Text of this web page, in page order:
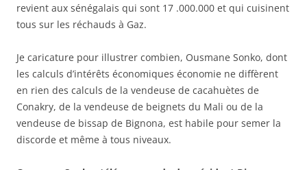
revient aux sénégalais qui sont 17 .000.000 et qui cuisinent
tous sur les réchauds à Gaz.
Je caricature pour illustrer combien, Ousmane Sonko, dont
les calculs d’intérêts économiques économie ne diffèrent
en rien des calculs de la vendeuse de cacahuètes de
Conakry, de la vendeuse de beignets du Mali ou de la
vendeuse de bissap de Bignona, est habile pour semer la
discorde et même à tous niveaux.